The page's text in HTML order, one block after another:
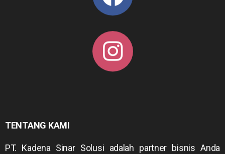
TENTANG KAMI
PT. Kadena Sinar Solusi adalah partner bisnis Anda